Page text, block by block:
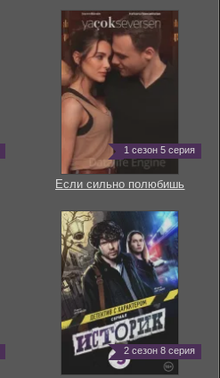
1 сезон 5 серия
Если сильно полюбишь
2 сезон 8 серия